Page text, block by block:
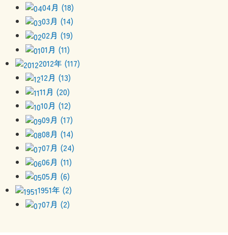
04月 (18)
03月 (14)
02月 (19)
01月 (11)
2012年 (117)
12月 (13)
11月 (20)
10月 (12)
09月 (17)
08月 (14)
07月 (24)
06月 (11)
05月 (6)
1951年 (2)
07月 (2)